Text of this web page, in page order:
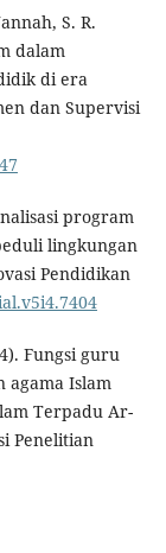
S. R.
dalam
di era
dan Supervisi
program
lingkungan
Pendidikan
Fungsi guru
Islam
Terpadu Ar-
Penelitian